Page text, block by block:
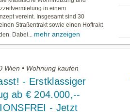
in einem
vereint. Insgesamt sind 30
Straßentrakt sowie einen Hoftrakt
Dabei... mehr anzeigen
Wien • Wohnung kaufen
- Erstklassiger
ab € 204.000,--
- Jetzt